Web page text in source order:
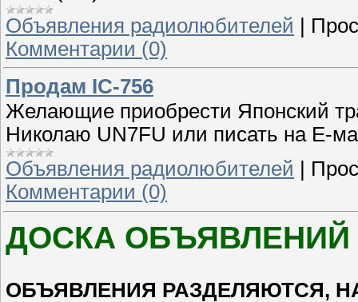
Объявления радиолюбителей |
Комментарии (0)
Продам IC-756
Желающие приобрести Японский
Николаю UN7FU или писать на Е-
Объявления радиолюбителей
Комментарии (0)
ДОСКА
ОБЪЯВЛЕНИЯ РАЗДЕЛЯЮТСЯ,